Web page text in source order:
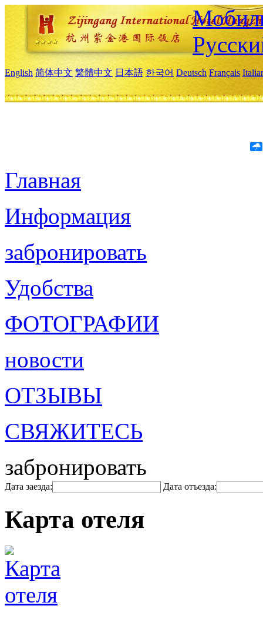
English 简体中文 繁體中文 日本語 한국어 Deutsch Français
Главная
Информация
забронировать
Удобства
ФОТОГРАФИИ
новости
ОТЗЫВЫ
СВЯЖИТЕСЬ
забронировать
Дата заезда: Дата отъезда:
Карта отеля